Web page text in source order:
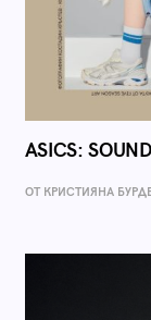
ASICS:
ОТ КРИСТИЯНА